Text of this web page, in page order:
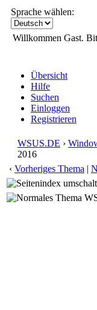
Sprache wählen:
Willkommen Gast.
Übersicht
Hilfe
Suchen
Einloggen
Registrieren
WSUS.DE ›
2016
‹ Vorheriges Thema |